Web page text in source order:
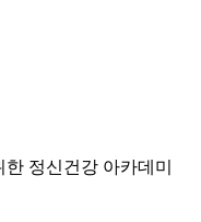
정신건강 아카데미